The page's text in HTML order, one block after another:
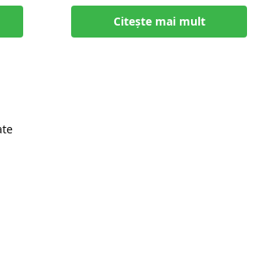
Citește mai mult